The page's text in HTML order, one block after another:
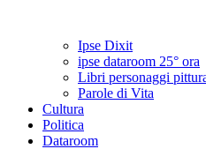
Ipse Dixit
ipse dataroom 25° ora
Libri personaggi
Parole di Vita
Cultura
Politica
Dataroom